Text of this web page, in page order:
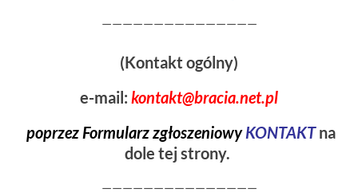
———————————————
(Kontakt ogólny)
e-mail: kontakt@bracia.net.pl
poprzezFormularz zgłoszeniowyKONTAKTna
dole tej strony.
———————————————